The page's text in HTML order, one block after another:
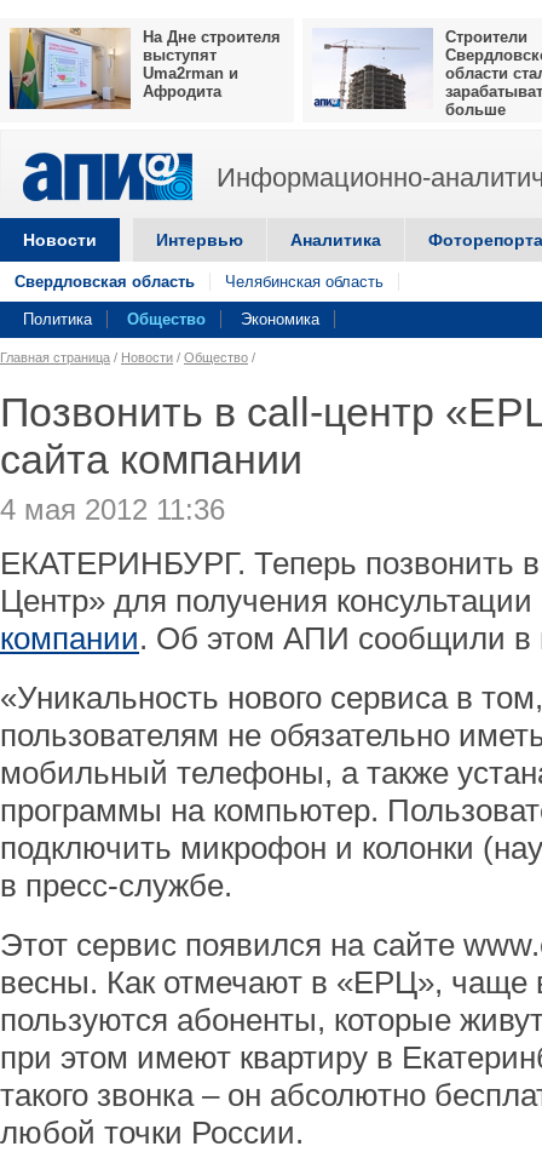
На Дне строителя
выступят
Uma2rman и
Афродита
Строители
области
больше
Информационно-
Новости Интервью Аналитика
Свердловская область Челябинская область
Политика Общество Экономика
Главная страница / Новости / Общество /
Позвонить в call-центр
сайта компании
4 мая 2012 11:36
ЕКАТЕРИНБУРГ. Теперь позвонить
Центр» для получения
компании. Об этом АПИ сообщили в
«Уникальность нового сервиса в
пользователям не обязательно
мобильный телефоны, а также
программы на компьютер.
подключить микрофон и колонки
в пресс-службе.
Этот сервис появился на сайте
весны. Как отмечают в «ЕРЦ», чаще
пользуются абоненты, которые
при этом имеют квартиру в
такого звонка – он абсолютно
любой точки России.